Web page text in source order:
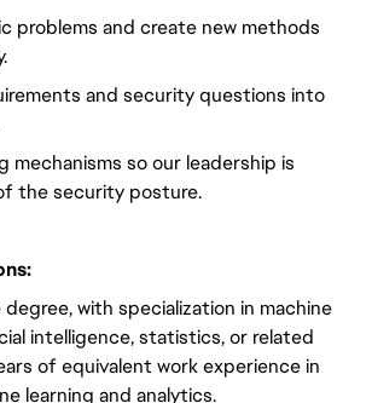
problems and create new methods
and security questions into
mechanisms so our leadership is
the security posture.
with specialization in machine
intelligence, statistics, or related
of equivalent work experience in
learning and analytics.